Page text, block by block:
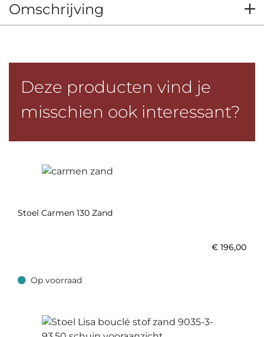
Omschrijving
Deze producten vind je
misschien ook interessant?
Stoel Carmen 130 Zand
€ 196,00
Op voorraad
Op voorraad